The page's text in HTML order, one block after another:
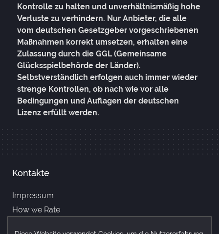
Kontrolle zu halten und unverhältnismäßig hohe
Verluste zu verhindern. Nur Anbieter, die alle
vom deutschen Gesetzgeber vorgeschriebenen
Maßnahmen korrekt umsetzen, erhalten eine
Zulassung durch die GGL (Gemeinsame
Glücksspielbehörde der Länder).
Selbstverständlich erfolgen auch immer wieder
strenge Kontrollen, ob nach wie vor alle
Bedingungen und Auflagen der deutschen
Lizenz erfüllt werden.
Kontakte
Impressum
How we Rate